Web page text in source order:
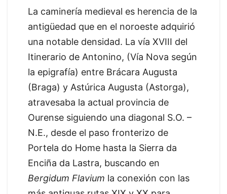
La caminería medieval es herencia de la
antigüedad que en el noroeste adquirió
una notable densidad. La vía XVIII del
Itinerario de Antonino, (Vía Nova según
la epigrafía) entre Brácara Augusta
(Braga) y Astúrica Augusta (Astorga),
atravesaba la actual provincia de
Ourense siguiendo una diagonal S.O. –
N.E., desde el paso fronterizo de
Portela do Home hasta la Sierra da
Enciña da Lastra, buscando en
Bergidum Flavium la conexión con las